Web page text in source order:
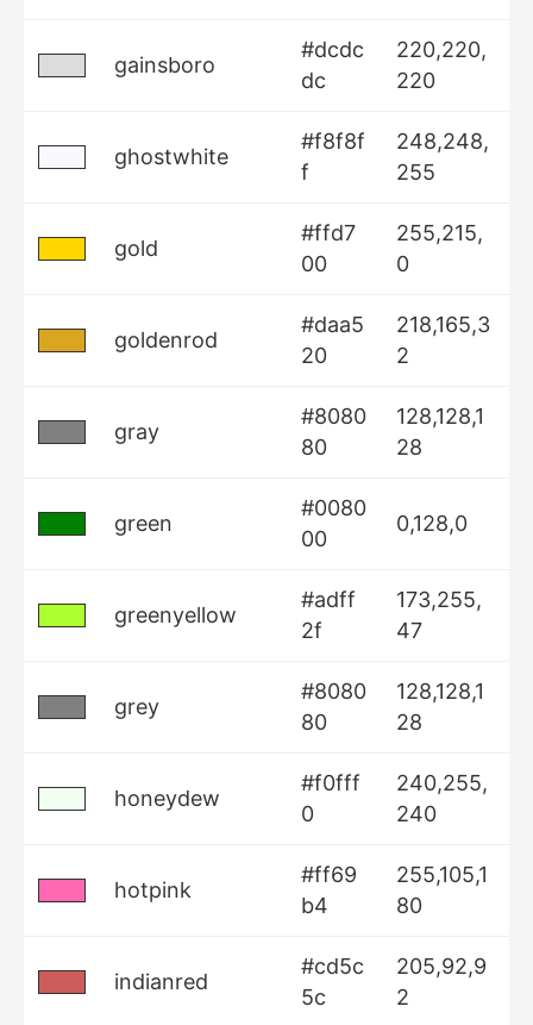
gainsboro
#dcdc
dc
220,220,
220
ghostwhite
#f8f8f
f
248,248,
255
gold
#ffd7
00
255,215,
0
goldenrod
#daa5
20
218,165,3
2
gray
#8080
80
128,128,1
28
green
#0080
00
0,128,0
greenyellow
#adff
2f
173,255,
47
grey
#8080
80
128,128,1
28
honeydew
#f0fff
0
240,255,
240
hotpink
#ff69
b4
255,105,1
80
indianred
#cd5c
5c
205,92,9
2